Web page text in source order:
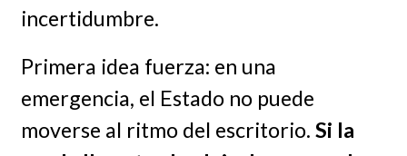
incertidumbre.
Primera idea fuerza: en una
emergencia, el Estado no puede
moverse al ritmo del escritorio. Si la